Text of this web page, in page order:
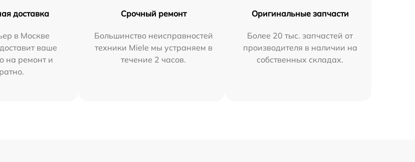
доставка
в Москве
ваше
на ремонт и
Срочный ремонт
Большинство неисправностей
техники Miele мы устраняем в
течение 2 часов.
Оригинальные запчасти
Более 20 тыс. запчастей от
производителя в наличии на
собственных складах.